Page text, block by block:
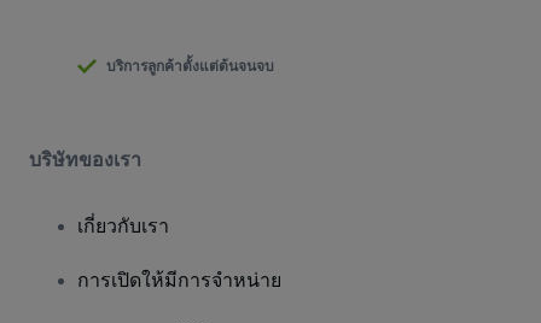
บริการลูกค้าตั้งแต่ต้นจนจบ
บริษัทของเรา
เกี่ยวกับเรา
การเปิดให้มีการจำหน่าย